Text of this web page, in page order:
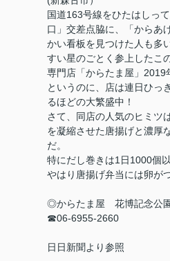
国道163号線をひたはしっ
口」交差点脇に、「からあ
かい看板を見つけた人も多
すい星のごとく参上したこ
専門店「からたま屋」2019
というのに、店は連日ひっ
るほどの大繁盛中！
さて、同店の人気のヒミツ
を凝縮させた唐揚げと濃厚
だ。
特にだし巻きは1日1000個
やはり唐揚げ弁当には卵が
◎からたま屋 花博記念公
☎06-6955-2660
日日新聞より参照